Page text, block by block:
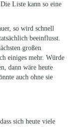
Liste kann so eine
so wird schnell
beeinflusst.
großen
einiges mehr. Würde
dann wäre heute
auch ohne sie
sich heute viele